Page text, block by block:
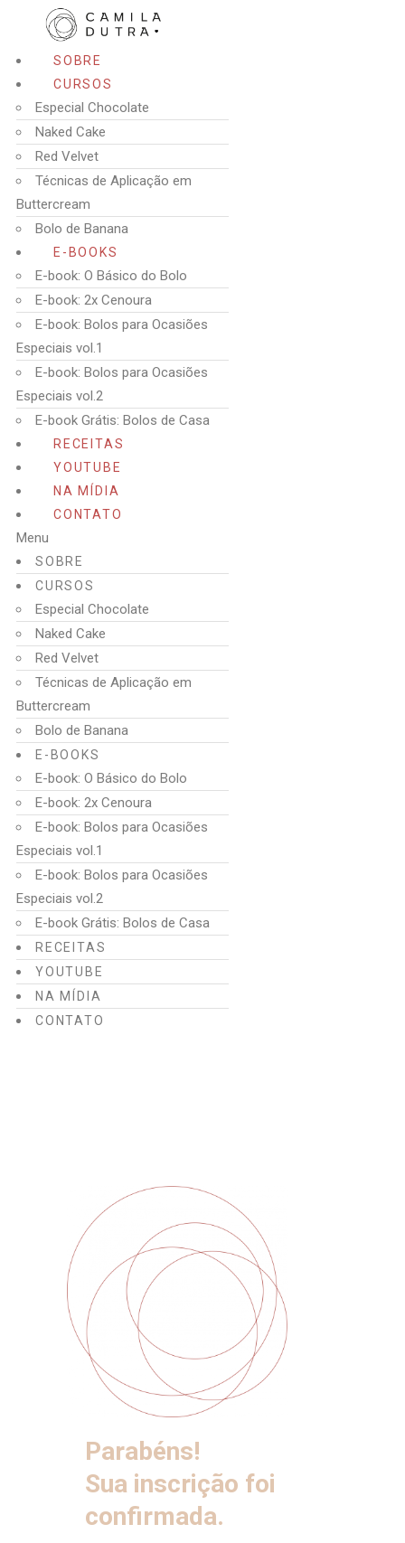
SOBRE
CURSOS
Especial Chocolate
Naked Cake
Red Velvet
Técnicas de Aplicação em
Buttercream
Bolo de Banana
E-BOOKS
E-book: O Básico do Bolo
E-book: 2x Cenoura
E-book: Bolos para Ocasiões
Especiais vol.1
E-book: Bolos para Ocasiões
Especiais vol.2
E-book Grátis: Bolos de Casa
RECEITAS
YOUTUBE
NA MÍDIA
CONTATO
Menu
SOBRE
CURSOS
Especial Chocolate
Naked Cake
Red Velvet
Técnicas de Aplicação em
Buttercream
Bolo de Banana
E-BOOKS
E-book: O Básico do Bolo
E-book: 2x Cenoura
E-book: Bolos para Ocasiões
Especiais vol.1
E-book: Bolos para Ocasiões
Especiais vol.2
E-book Grátis: Bolos de Casa
RECEITAS
YOUTUBE
NA MÍDIA
CONTATO
Parabéns!
Sua inscrição foi
confirmada.